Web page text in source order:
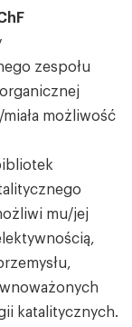
zespołu
możliwość
mu/jej
katalitycznych.